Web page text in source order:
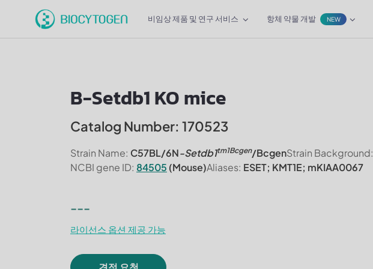
비임상 제품 및 연구 서비스 항체 약물 개발 NEW
B-Setdb1 KO mice
Catalog Number: 170523
Strain Name: C57BL/6N-Setdb1tm1Bcgen/BcgenStrain Background:
NCBI gene ID: 84505 (Mouse)Aliases: ESET; KMT1E; mKIAA0067
---
라이선스 옵션 제공 가능